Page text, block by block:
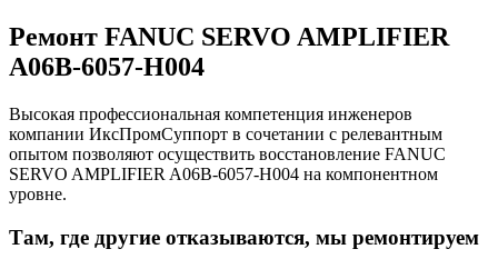
Ремонт FANUC SERVO AMPLIFIER
A06B-6057-H004
Высокая профессиональная компетенция инженеров
компании ИксПромСуппорт в сочетании с релевантным
опытом позволяют осуществить восстановление FANUC
SERVO AMPLIFIER A06B-6057-H004 на компонентном
уровне.
Там, где другие отказываются, мы ремонтируем